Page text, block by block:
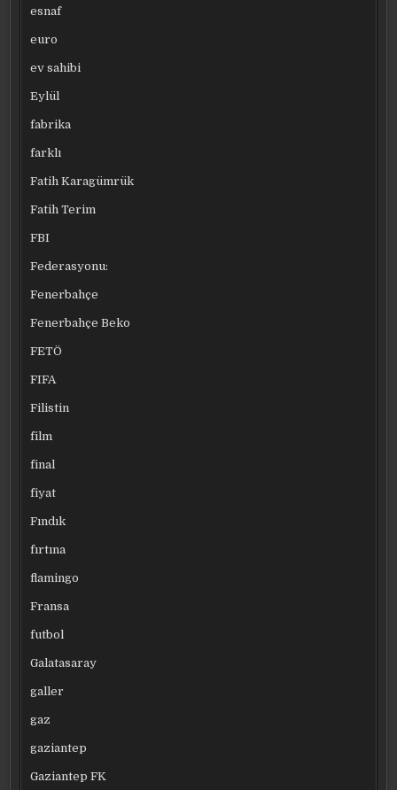
esnaf
euro
ev sahibi
Eylül
fabrika
farklı
Fatih Karagümrük
Fatih Terim
FBI
Federasyonu:
Fenerbahçe
Fenerbahçe Beko
FETÖ
FIFA
Filistin
film
final
fiyat
Fındık
fırtına
flamingo
Fransa
futbol
Galatasaray
galler
gaz
gaziantep
Gaziantep FK